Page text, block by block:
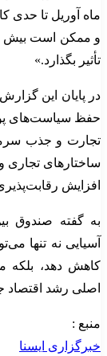
ماه آوریل تا حدی
و ممکن است بیش
تأثیر بگذارد.»
در پایان این
حفظ سیاست‌های
تجارت و جذب
ساختارهای تجاری
افزایش
به گفته صندوق
آسیایی نه تنها
کاهش دهد، بلکه
اصلی رشد اقتصاد
منبع :
خبرگزاری ایسنا